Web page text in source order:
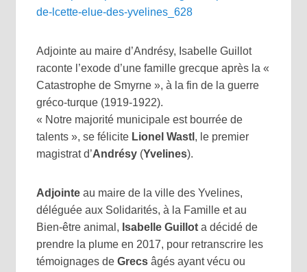
de-lcette-elue-des-yvelines_628
Adjointe au maire d’Andrésy, Isabelle Guillot
raconte l’exode d’une famille grecque après la «
Catastrophe de Smyrne », à la fin de la guerre
gréco-turque (1919-1922).
« Notre majorité municipale est bourrée de
talents », se félicite Lionel Wastl , le premier
magistrat d’Andrésy (Yvelines).
Adjointeau maire de la ville des Yvelines,
déléguée aux Solidarités, à la Famille et au
Bien-être animal, Isabelle Guillot a décidé de
prendre la plume en 2017, pour retranscrire les
témoignages deGrecsâgés ayant vécu ou